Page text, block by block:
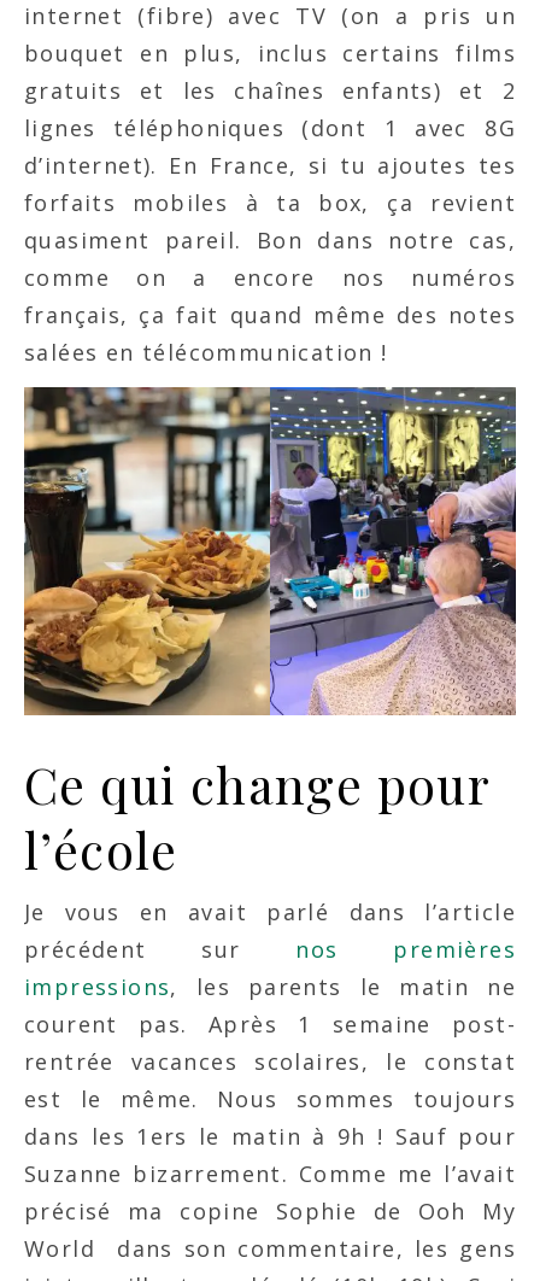
internet (fibre) avec TV (on a pris un
bouquet en plus, inclus certains films
gratuits et les chaînes enfants) et 2
lignes téléphoniques (dont 1 avec 8G
d’internet). En France, si tu ajoutes tes
forfaits mobiles à ta box, ça revient
quasiment pareil. Bon dans notre cas,
comme on a encore nos numéros
français, ça fait quand même des notes
salées en télécommunication !
Ce qui change pour
l’école
Je vous en avait parlé dans l’article
précédent sur nos premières
impressions, les parents le matin ne
courent pas. Après 1 semaine post-
rentrée vacances scolaires, le constat
est le même. Nous sommes toujours
dans les 1ers le matin à 9h ! Sauf pour
Suzanne bizarrement. Comme me l’avait
précisé ma copine Sophie de Ooh My
World dans son commentaire, les gens